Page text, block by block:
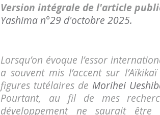
Version intégrale de l'article
Yashima n°29 d'octobre 2025.
Lorsqu’on évoque l’essor
a souvent mis l’accent sur
figures tutélaires de Morihei
Pourtant, au fil de mes
développement ne saurait être